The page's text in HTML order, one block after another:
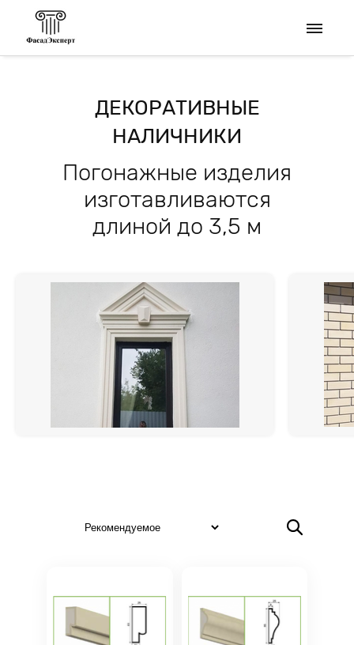
ДЕКОРАТИВНЫЕ
НАЛИЧНИКИ
Погонажные изделия
изготавливаются
длиной до 3,5 м